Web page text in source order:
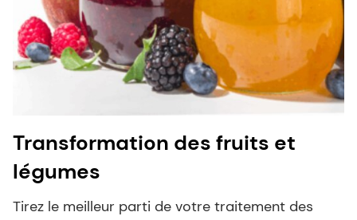
Transformation des fruits et
légumes
Tirez le meilleur parti de votre traitement des